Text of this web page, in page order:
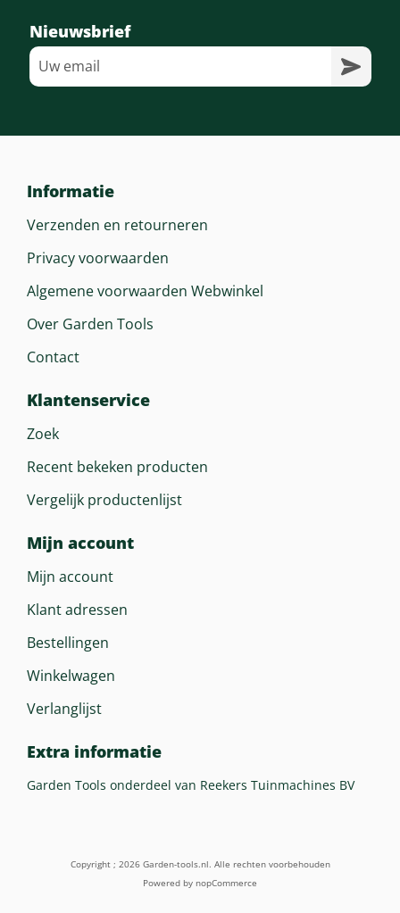
Nieuwsbrief
Informatie
Verzenden en retourneren
Privacy voorwaarden
Algemene voorwaarden Webwinkel
Over Garden Tools
Contact
Klantenservice
Zoek
Recent bekeken producten
Vergelijk productenlijst
Mijn account
Mijn account
Klant adressen
Bestellingen
Winkelwagen
Verlanglijst
Extra informatie
Garden Tools onderdeel van Reekers Tuinmachines BV
Copyright ; 2026 Garden-tools.nl. Alle rechten voorbehouden
Powered by nopCommerce